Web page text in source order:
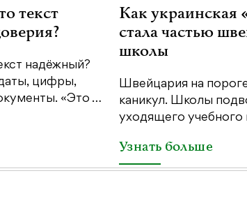
текст
надёжный?
цифры,
«Это …
Как украинская
стала частью
школы
Швейцария на
каникул. Школы
уходящего учебного
Узнать больше